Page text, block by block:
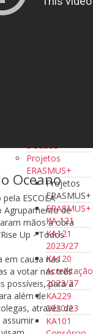
Programação e
Projetos
ERASMUS+
Projetos
ERASMUS+
ERASMUS+
KA 121
KA121
2023/27
KA120
Acreditação
2023/27
KA229
2020/23
KA101
Oceano
ESCOLA
Agrupamento de
mãos à obra
Up - Todos
em causa nas
a votar nas três
possíveis, para a
além de
através de